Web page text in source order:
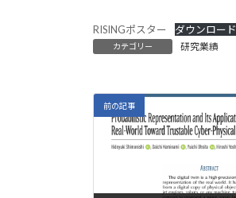
RISINGポスター ダウンロード
カテゴリー 研究業績
前の記事